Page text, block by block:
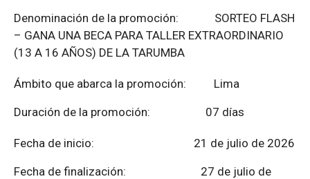
Denominación de la promoción: SORTEO FLASH
– GANA UNA BECA PARA TALLER EXTRAORDINARIO
(13 A 16 AÑOS) DE LA TARUMBA
Ámbito que abarca la promoción: Lima
Duración de la promoción: 07 días
Fecha de inicio: 21 de julio de 2026
Fecha de finalización:
27 de julio de